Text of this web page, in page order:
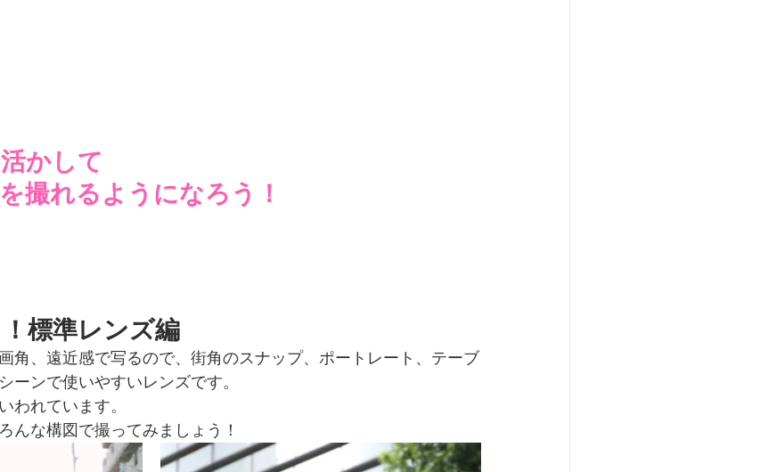
かして
撮れるようになろう！
標準レンズ編
角、遠近感で写るので、街角のスナップ、ポートレート、テーブ
ーンで使いやすいレンズです。
われています。
んな構図で撮ってみましょう！